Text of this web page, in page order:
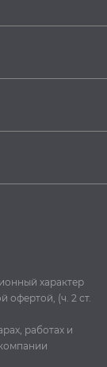
характер
офертой, (ч. 2 ст.
работах и